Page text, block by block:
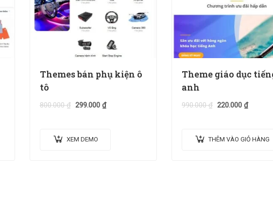
Themes bán phụ kiện ô
tô
800.000₫ 299.000 ₫
XEM DEMO
Theme giáo dục
anh
990.000₫ 220.000 ₫
THÊM VÀO GIỎ HÀNG